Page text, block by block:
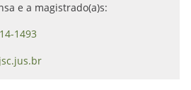
e a magistrado(a)s:
1493